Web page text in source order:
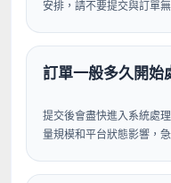
安排，請不要提交與訂單
訂單一般多久開始
提交後會盡快進入系統處
量規模和平台狀態影響，